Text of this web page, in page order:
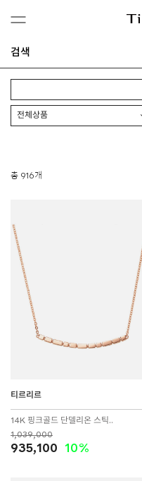
검색
총 916개
티르리르
14K 핑크골드 단델리온 스틱..
1,039,000
935,100 10%